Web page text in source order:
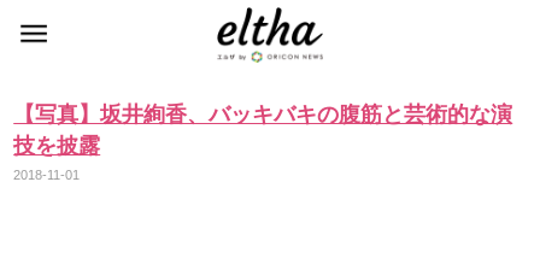
【写真】坂井絢香、バッキバキの腹筋と芸術的な演
技を披露
2018-11-01